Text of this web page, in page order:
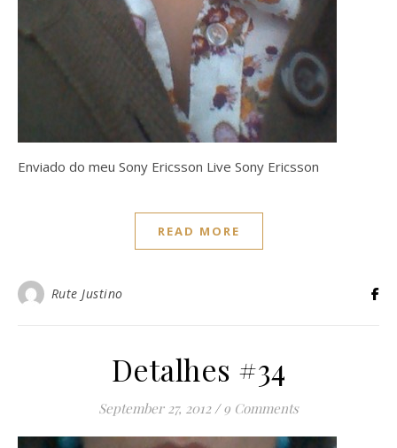
Enviado do meu Sony Ericsson Live Sony Ericsson
READ MORE
Rute Justino
Detalhes #34
September 27, 2012 / 9 Comments